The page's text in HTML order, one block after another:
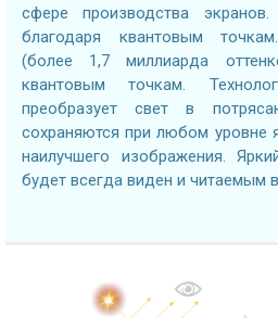
сфере производства
благодаря квантовым
(более 1,7 миллиарда
квантовым точкам.
преобразует свет в
сохраняются при любом уровне
наилучшего изображения.
будет всегда виден и читаемым